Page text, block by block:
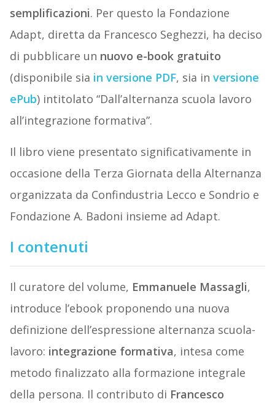
semplificazioni. Per questo la Fondazione
Adapt, diretta da Francesco Seghezzi, ha deciso
di pubblicare un nuovo e-book gratuito
(disponibile sia in versione PDF, sia in versione
ePub) intitolato “Dall’alternanza scuola lavoro
all’integrazione formativa”.
Il libro viene presentato significativamente in
occasione della Terza Giornata della Alternanza
organizzata da Confindustria Lecco e Sondrio e
Fondazione A. Badoni insieme ad Adapt.
I contenuti
Il curatore del volume, Emmanuele Massagli,
introduce l’ebook proponendo una nuova
definizione dell’espressione alternanza scuola-
lavoro: integrazione formativa, intesa come
metodo finalizzato alla formazione integrale
della persona. Il contributo di Francesco